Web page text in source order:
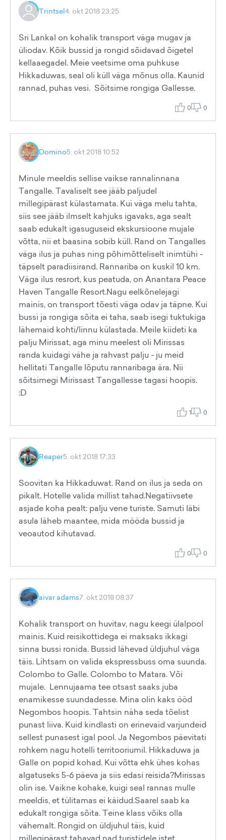
Trintsel4. okt 2018 23:25
Sri Lankal on kohalik transport väga mugav ja
üliodav. Kõik bussid ja rongid sõidavad õigetel
kellaaegadel. Meie veetsime oma puhkuse
Hikkaduwas, seal oli küll väga mõnus olla. Kaunid
rannad, puhas vesi. Sõitsime rongiga Gallesse.
0 0
Domino5. okt 2018 10:52
Minule meeldis sellise vaikse rannalinnana
Tangalle. Tavaliselt see jääb paljudel
millegipärast külastamata. Kui väga melu tahta,
siis see jääb ilmselt kahjuks igavaks, aga sealt
saab edukalt igasuguseid ekskursioone mujale
võtta, nii et baasina sobib küll. Rand on Tangalles
väga ilus ja puhas ning põhimõtteliselt inimtühi -
täpselt paradiisirand. Rannariba on kuskil 10 km.
Väga ilus resrort, kus peatuda, on Anantara Peace
Haven Tangalle Resort.Nagu eelkõnelejagi
mainis, on transport tõesti väga odav ja täpne. Kui
bussi ja rongiga sõita ei taha, saab isegi tuktukiga
lähemaid kohti/linnu külastada. Meile kiideti ka
palju Mirissat, aga minu meelest oli Mirissas
randa kuidagi vähe ja rahvast palju - ju meid
hellitati Tangalle lõputu rannaribaga ära. Nii
sõitsimegi Mirissast Tangallesse tagasi hoopis.
:D
1 0
Reaper5. okt 2018 17:33
Soovitan ka Hikkaduwat. Rand on ilus ja seda on
pikalt. Hotelle valida millist tahad.Negatiivsete
asjade koha pealt: palju vene turiste. Samuti läbi
asula läheb maantee, mida mööda bussid ja
veoautod kihutavad.
0 0
aivar adams7. okt 2018 08:37
Kohalik transport on huvitav, nagu keegi ülalpool
mainis. Kuid reisikottidega ei maksaks ikkagi
sinna bussi ronida. Bussid lähevad üldjuhul väga
täis. Lihtsam on valida ekspressbuss oma suunda.
Colombo to Galle. Colombo to Matara. Või
mujale. Lennujaama tee otsast saaks juba
enamikesse suundadesse. Mina olin kaks ööd
Negombos hoopis. Tahtsin näha seda tõelist
punast liiva. Kuid kindlasti on erinevaid varjundeid
sellest punasest igal pool. Ja Negombos päevitati
rohkem nagu hotelli territooriumil. Hikkaduwa ja
Galle on popid kohad. Kui võtta ehk ühes kohas
algatuseks 5-6 päeva ja siis edasi reisida?Mirissas
olin ise. Vaikne kohake, kuigi seal rannas mulle
meeldis, et tülitamas ei käidud.Saarel saab ka
edukalt rongiga sõita. Teine klass võiks olla
vähemalt. Rongid on üldjuhul täis, kuid